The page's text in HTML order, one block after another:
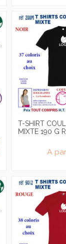
T-SHIRT
MIXTE 190 G
A